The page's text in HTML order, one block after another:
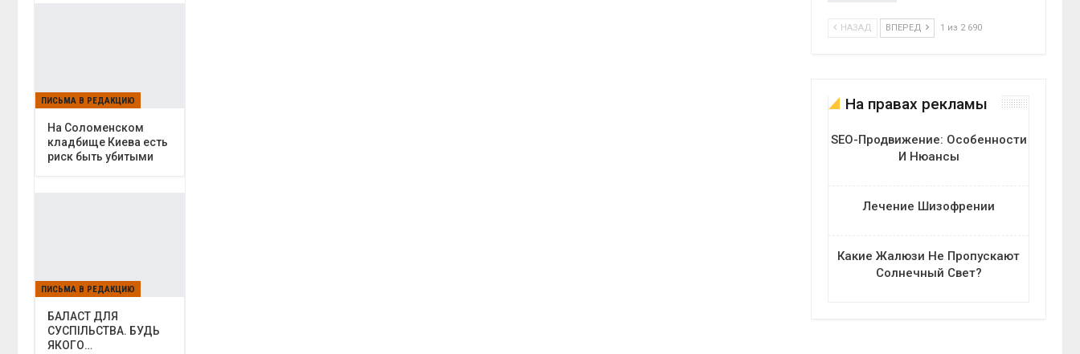
НАЗАД ВПЕРЕД 1 из 2 690
На правах рекламы
SEO-Продвижение: Особенности
И Нюансы
Лечение Шизофрении
Какие Жалюзи Не Пропускают
Солнечный Свет?
ПИСЬМА В РЕДАКЦИЮ
На Соломенском
кладбище Киева есть
риск быть убитыми
ПИСЬМА В РЕДАКЦИЮ
БАЛАСТ ДЛЯ
СУСПІЛЬСТВА. БУДЬ
ЯКОГО…